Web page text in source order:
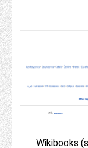
Wikibooks